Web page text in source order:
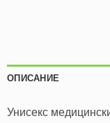
ОПИСАНИЕ
Унисекс